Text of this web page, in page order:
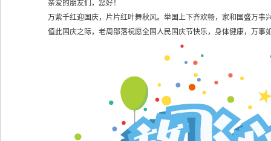
亲爱的朋友们，您好！
万紫千红迎国庆，片片红叶舞秋风。举国上下齐欢畅，家和国盛万事
值此国庆之际，老周部落祝愿全国人民国庆节快乐，身体健康，万事